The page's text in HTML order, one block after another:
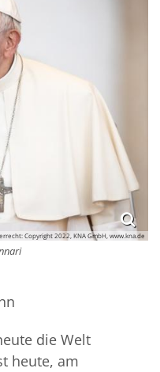
Copyright 2022, KNA GmbH, www.kna.de
die Welt
heute, am